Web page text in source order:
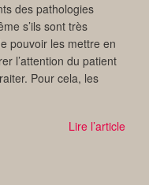
des pathologies
s’ils sont très
pouvoir les mettre en
l’attention du patient
Pour cela, les
Lire l’article